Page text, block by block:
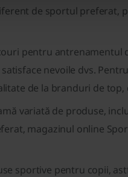
de sportul preferat,
pentru antrenamentul
nevoile dvs.
de la branduri de top,
variată de produse,
magazinul online
sportive pentru copii,